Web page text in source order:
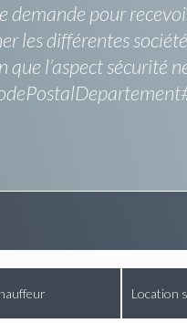
demande pour
les différentes
l’aspect sécurité
Location